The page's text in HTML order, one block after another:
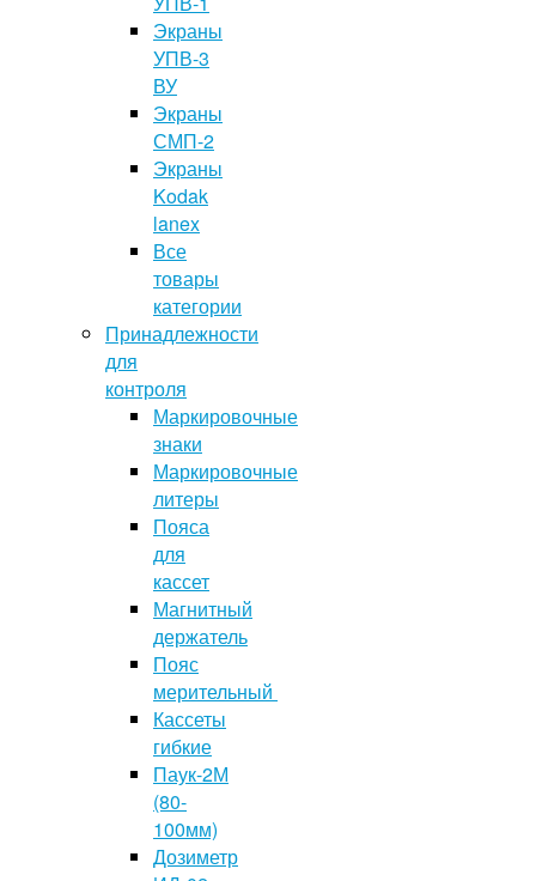
Экраны
УПВ-3
ВУ
Экраны
СМП-2
Экраны
Kodak
lanex
Все
товары
категории
Принадлежности
для
контроля
Маркировочные
знаки
Маркировочные
литеры
Пояса
для
кассет
Магнитный
держатель
Пояс
мерительный
Кассеты
гибкие
Паук-2М
(80-
100мм)
Дозиметр